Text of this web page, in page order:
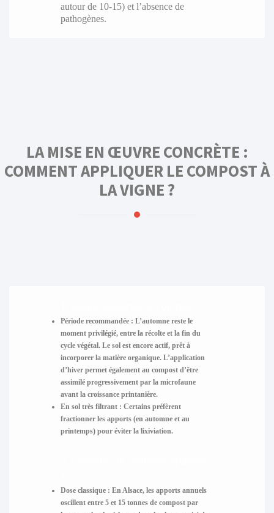
autour de 10-15) et l’absence de
pathogènes.
LA MISE EN ŒUVRE CONCRÈTE :
COMMENT APPLIQUER LE COMPOST À
LA VIGNE ?
Période recommandée: L’automne reste le
moment privilégié, entre la récolte et la fin du
cycle végétal. Le sol est encore actif, prêt à
incorporer la matière organique. L’application
d’hiver permet également au compost d’être
assimilé progressivement par la microfaune
avant la croissance printanière.
En sol très filtrant: Certains préfèrent
fractionner les apports (en automne et au
printemps) pour éviter la lixiviation.
Dose classique: En Alsace, les apports annuels
oscillent entre 5 et 15 tonnes de compost par